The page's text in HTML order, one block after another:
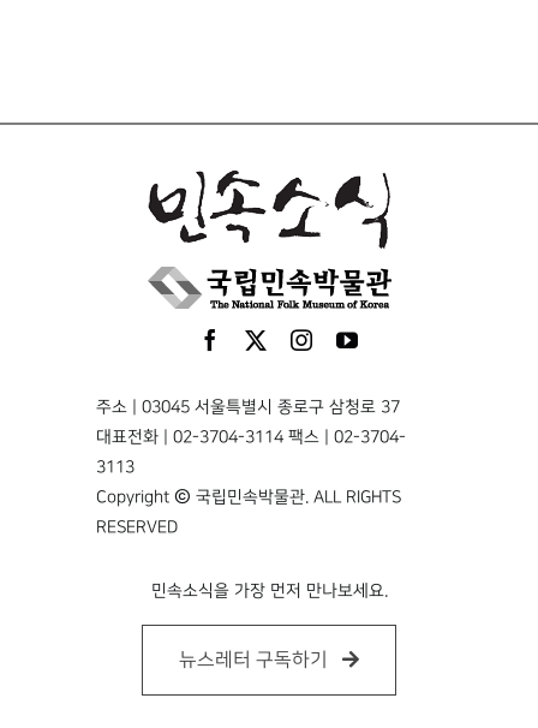
주소 | 03045 서울특별시 종로구 삼청로 37
대표전화 | 02-3704-3114 팩스 | 02-3704-
3113
Copyright © 국립민속박물관. ALL RIGHTS
RESERVED
민속소식을 가장 먼저 만나보세요.
뉴스레터 구독하기